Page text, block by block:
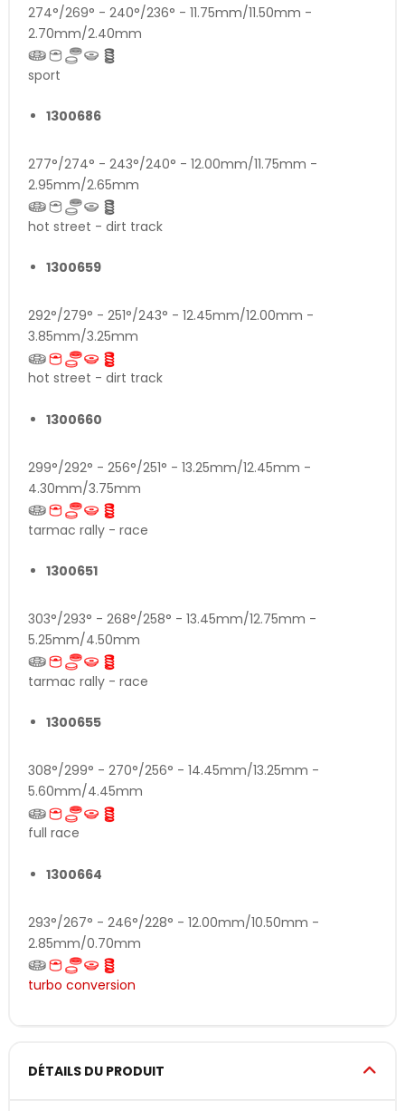
274°/269° - 240°/236° - 11.75mm/11.50mm -
2.70mm/2.40mm
sport
1300686
277°/274° - 243°/240° - 12.00mm/11.75mm -
2.95mm/2.65mm
hot street - dirt track
1300659
292°/279° - 251°/243° - 12.45mm/12.00mm -
3.85mm/3.25mm
hot street - dirt track
1300660
299°/292° - 256°/251° - 13.25mm/12.45mm -
4.30mm/3.75mm
tarmac rally - race
1300651
303°/293° - 268°/258° - 13.45mm/12.75mm -
5.25mm/4.50mm
tarmac rally - race
1300655
308°/299° - 270°/256° - 14.45mm/13.25mm -
5.60mm/4.45mm
full race
1300664
293°/267° - 246°/228° - 12.00mm/10.50mm -
2.85mm/0.70mm
turbo conversion
DÉTAILS DU PRODUIT